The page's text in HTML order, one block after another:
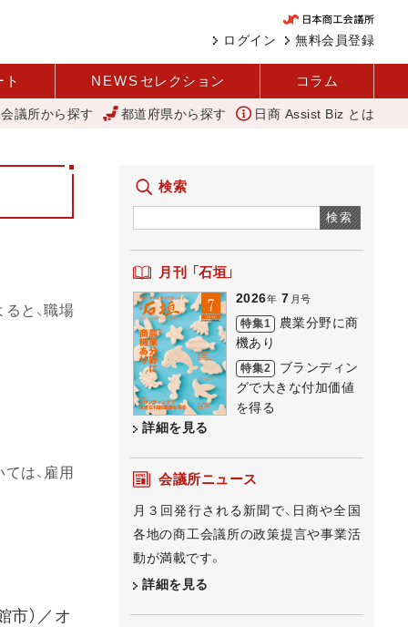
無料会員登録
ログイン
ト NEWS セレクション コラム
全文 「あったらいいね」を商品化 視点を変えて壁を越える女性経
議所から探す 都道府県から探す 日商 Assist Biz とは
と、職場
は、雇用
市）／オ
検索
検索
月刊 「石垣」
2026年 7 月号
特集1
農業分野に商
機あり
特集2
ブランディン
グで大きな付加価値
を得る
詳細を見る
会議所ニュース
月３回発行される新聞で、日商や全国
各地の商工会議所の政策提言や事業活
動が満載です。
詳細を見る